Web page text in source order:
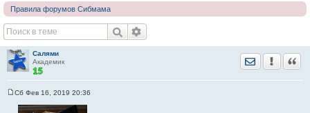
Правила форумов Сибмама
Салями
Академик
Отправить
о
Сб Фев 16, 2019 20:36